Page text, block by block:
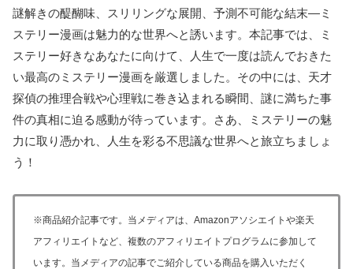
謎解きの醍醐味、スリリングな展開、予測不可能な結末―ミ
ステリー漫画は魅力的な世界へと誘います。本記事では、ミ
ステリー好きなあなたに向けて、人生で一度は読んでおきた
い最高のミステリー漫画を厳選しました。その中には、天才
探偵の推理合戦や心理戦に巻き込まれる瞬間、謎に満ちた事
件の真相に迫る感動が待っています。さあ、ミステリーの魅
力に取り憑かれ、人生を彩る不思議な世界へと旅立ちましょ
う！
※商品紹介記事です。当メディアは、Amazonアソシエイトや楽天
アフィリエイトなど、複数のアフィリエイトプログラムに参加して
います。当メディアの記事でご紹介している商品を購入いただく